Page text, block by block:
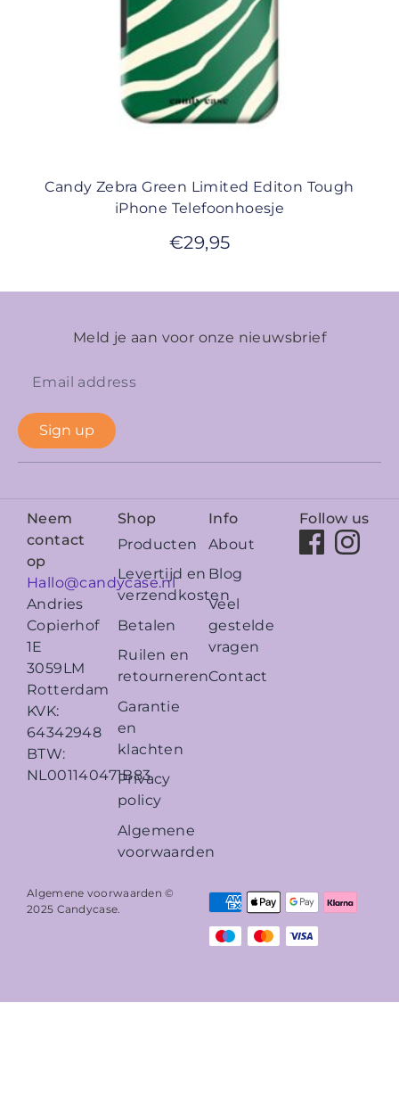
Candy Zebra Green Limited Editon Tough
iPhone Telefoonhoesje
€29,95
Meld je aan voor onze nieuwsbrief
Sign up
Neem
contact
op
Hallo@candycase.nl
Andries
Copierhof
1E
3059LM
Rotterdam
KVK:
64342948
BTW:
NL001140471B83
Shop
Producten
Levertijd en
verzendkosten
Betalen
Ruilen en
retourneren
Garantie
en
klachten
Privacy
policy
Algemene
voorwaarden
Info
About
Blog
Veel
gestelde
vragen
Contact
Follow us
Algemene voorwaarden ©
2025 Candycase